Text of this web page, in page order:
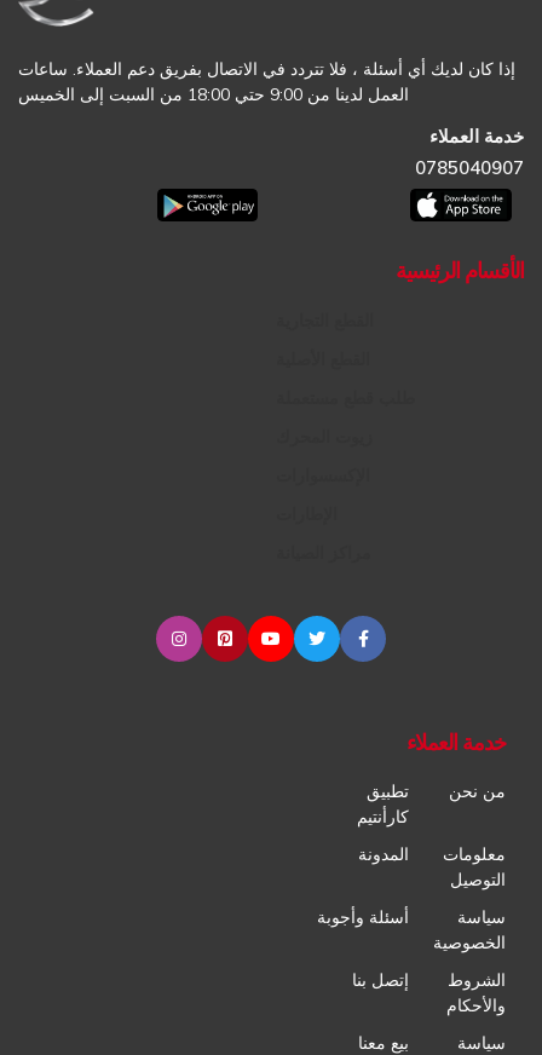
إذا كان لديك أي أسئلة ، فلا تتردد في الاتصال بفريق دعم العملاء. ساعات
العمل لدينا من 9:00 حتي 18:00 من السبت إلى الخميس
خدمة العملاء
0785040907
الأقسام الرئيسية
خدمة العملاء
من نحن
تطبيق
كارأنتيم
معلومات
التوصيل
المدونة
سياسة
الخصوصية
أسئلة وأجوبة
الشروط
والأحكام
إتصل بنا
سياسة بيع معنا